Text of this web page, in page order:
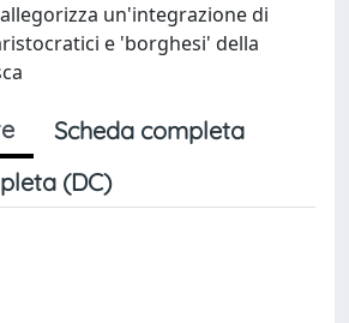
un'integrazione di
e 'borghesi' della
Scheda completa
(DC)